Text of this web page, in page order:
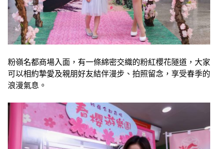
粉嶺名都商場入面，有一條綿密交織的粉紅櫻花隧道，大家
可以相約摯愛及親朋好友結伴漫步、拍照留念，享受春季的
浪漫氣息。